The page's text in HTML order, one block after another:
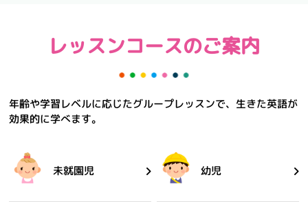
レッスンコースのご案内
年齢や学習レベルに応じたグループレッスンで、生きた英語が
効果的に学べます。
未就園児 幼児